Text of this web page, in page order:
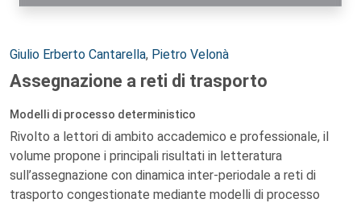
Autori:
Giulio Erberto Cantarella, Pietro Velonà
Assegnazione a reti di trasporto
Modelli di processo deterministico
Rivolto a lettori di ambito accademico e professionale, il
volume propone i principali risultati in letteratura
sull’assegnazione con dinamica inter-periodale a reti di
trasporto congestionate mediante modelli di processo